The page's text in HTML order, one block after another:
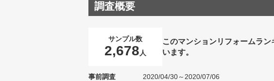
調査概要
サンプル数
2,678 人
このマンションリフォームラ
います。
事前調査
2020/04/30～2020/07/06